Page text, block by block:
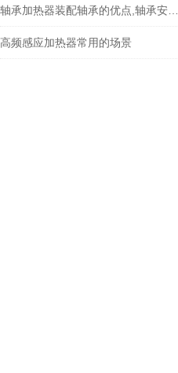
高频感应加热器常用的场景